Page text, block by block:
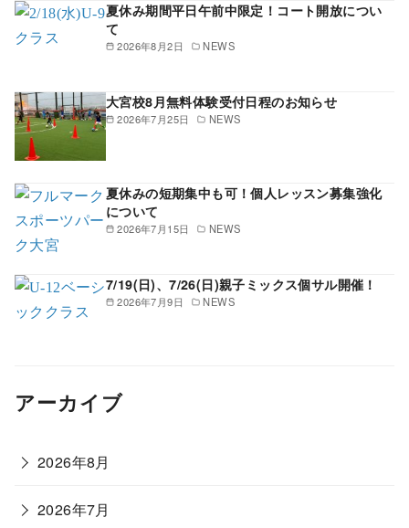
2026年8月2日 NEWS
夏休み期間平日午前中限定！コート開放につい
て
2026年7月25日 NEWS
大宮校8月無料体験受付日程のお知らせ
2026年7月15日 NEWS
夏休みの短期集中も可！個人レッスン募集強化
について
2026年7月9日 NEWS
7/19(日)、7/26(日)親子ミックス個サル開催！
アーカイブ
2026年8月
2026年7月